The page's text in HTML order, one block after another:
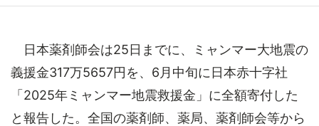
日本薬剤師会は25日までに、ミャンマー大地震の
義援金317万5657円を、6月中旬に日本赤十字社
「2025年ミャンマー地震救援金」に全額寄付した
と報告した。全国の薬剤師、薬局、薬剤師会等から